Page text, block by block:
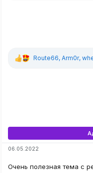
Р
Route66, Arm0r,
06.05.2022
Очень полезная тема с